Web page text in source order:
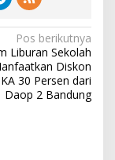
Pos berikutnya
Liburan Sekolah
Diskon
30 Persen dari
Daop 2 Bandung